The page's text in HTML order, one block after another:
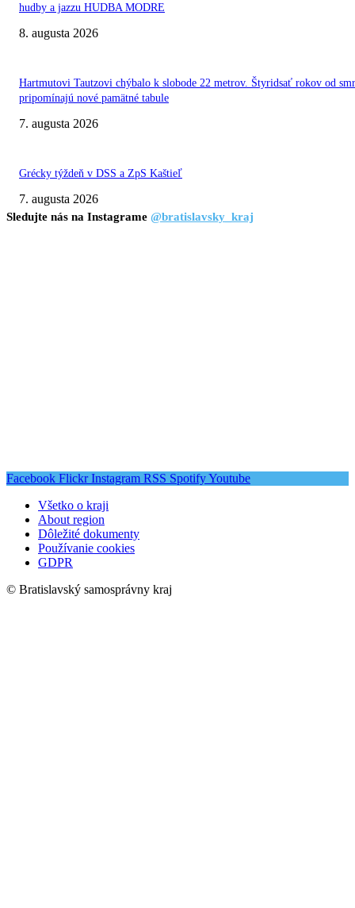
hudby a jazzu HUDBA MODRE
8. augusta 2026
Hartmutovi Tautzovi chýbalo k slobode 22 metrov. Štyridsať rokov od
pripomínajú nové pamätné tabule
7. augusta 2026
Grécky týždeň v DSS a ZpS Kaštieľ
7. augusta 2026
Sledujte nás na Instagrame @bratislavsky_kraj
Facebook Flickr Instagram RSS SpotifyYoutube
Všetko o kraji
About region
Dôležité dokumenty
Používanie cookies
GDPR
© Bratislavský samosprávny kraj